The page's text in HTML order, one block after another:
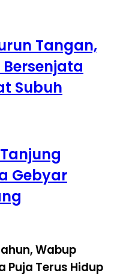
Tangan,
Subuh
Gebyar
Wabup
Puja Terus Hidup